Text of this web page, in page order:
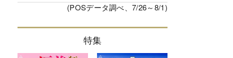
(POSデータ調べ、7/26～8/1)
特集